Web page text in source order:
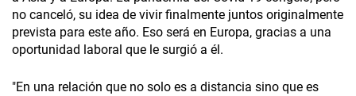
no canceló, su idea de vivir finalmente juntos originalmente
prevista para este año. Eso será en Europa, gracias a una
oportunidad laboral que le surgió a él.
"En una relación que no solo es a distancia sino que es